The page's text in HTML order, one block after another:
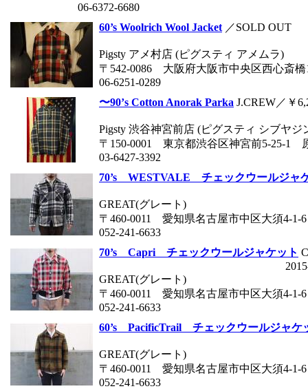
06-6372-6680
60’s Woolrich Wool Jacket ／SOLD OUT
Pigsty アメ村店 (ピグスティ アメムラ)
〒542-0086 大阪府大阪市中央区西心斎橋
06-6251-0289
〜90’s Cotton Anorak Parka J.CREW／￥
Pigsty 渋谷神宮前店 (ピグスティ シブヤジ
〒150-0001 東京都渋谷区神宮前5-25-1
03-6427-3392
70’s WESTVALE チェックウールジャ
GREAT(グレート)
〒460-0011 愛知県名古屋市中区大須4-1-6
052-241-6633
70’s Capri チェックウールジャケット
GREAT(グレート)
〒460-0011 愛知県名古屋市中区大須4-1-6
052-241-6633
60’s PacificTrail チェックウールジャケ
GREAT(グレート)
〒460-0011 愛知県名古屋市中区大須4-1-6
052-241-6633